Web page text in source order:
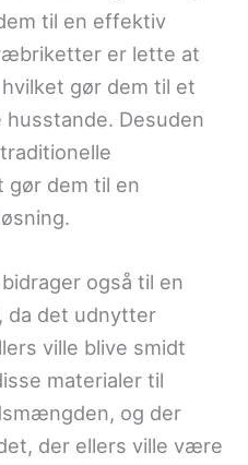
til en effektiv
er lette at
gør dem til et
Desuden
dem til en
også til en
da det udnytter
ville blive smidt
materialer til
og der
der ellers ville være